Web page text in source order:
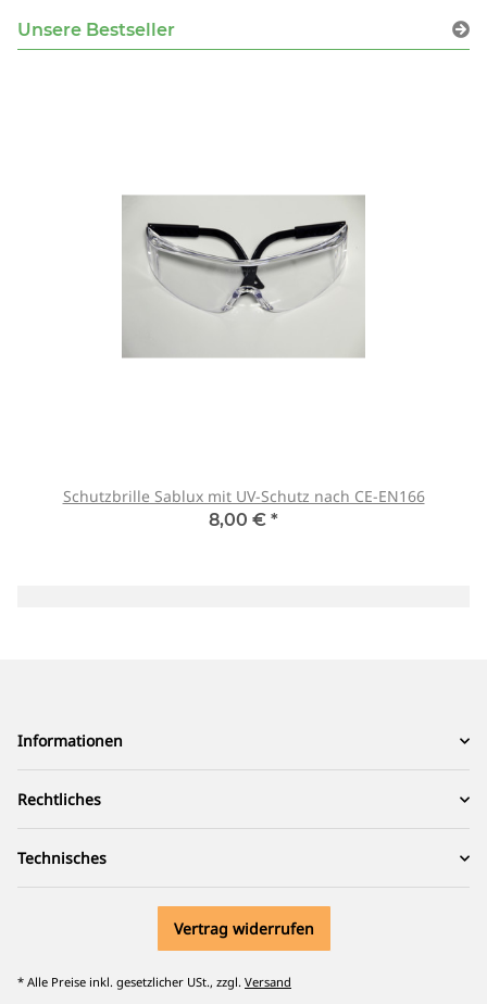
Unsere Bestseller
Schutzbrille Sablux mit UV-Schutz nach CE-EN166
8,00 € *
Informationen
Rechtliches
Technisches
Vertrag widerrufen
* Alle Preise inkl. gesetzlicher USt., zzgl. Versand